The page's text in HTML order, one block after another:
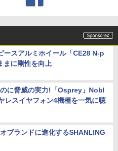
ースアルミホイール「CE28 N-p
まに剛性を向上
に脅威の実力!「Osprey」Nobl
レスイヤフォン4機種を一気に聴
ブランドに進化するSHANLING